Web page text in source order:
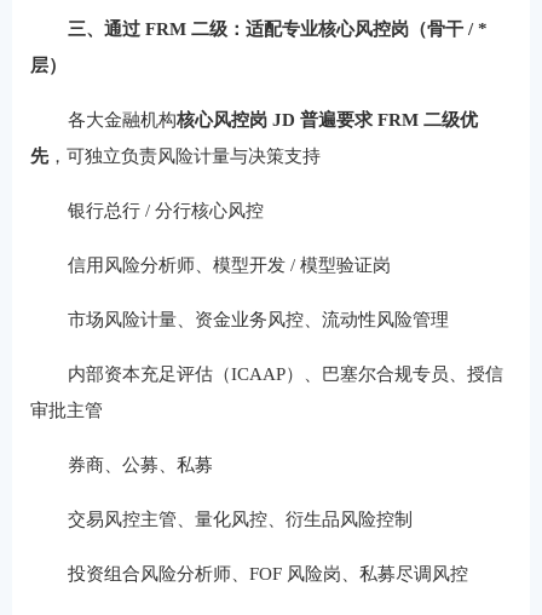
三、通过 FRM 二级：适配专业核心风控岗（骨干 / *
层）
各大金融机构核心风控岗 JD 普遍要求 FRM 二级优
先，可独立负责风险计量与决策支持
银行总行 / 分行核心风控
信用风险分析师、模型开发 / 模型验证岗
市场风险计量、资金业务风控、流动性风险管理
内部资本充足评估（ICAAP）、巴塞尔合规专员、授信
审批主管
券商、公募、私募
交易风控主管、量化风控、衍生品风险控制
投资组合风险分析师、FOF 风险岗、私募尽调风控